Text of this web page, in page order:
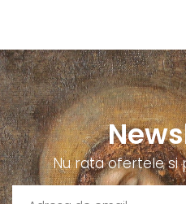
Nu rata ofertele si